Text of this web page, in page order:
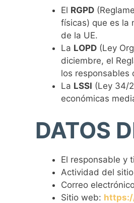
El RGPD
físicas) que es la
de la UE.
La LOPD(Ley
diciembre, el
los responsables
La LSSI (Ley 34/
económicas
DATOS
El responsable y
Actividad del
Correo
Sitio web: